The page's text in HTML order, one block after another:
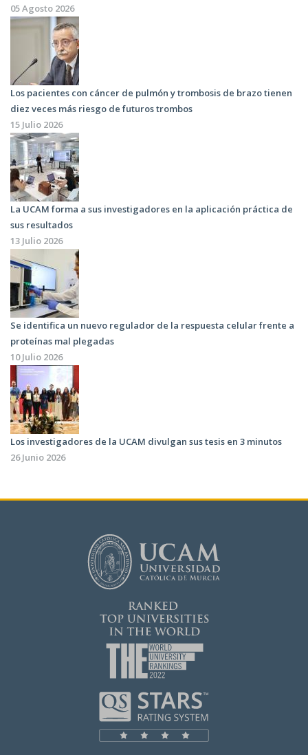
05 Agosto 2026
Los pacientes con cáncer de pulmón y trombosis de brazo tienen
diez veces más riesgo de futuros trombos
15 Julio 2026
La UCAM forma a sus investigadores en la aplicación práctica de
sus resultados
13 Julio 2026
Se identifica un nuevo regulador de la respuesta celular frente a
proteínas mal plegadas
10 Julio 2026
Los investigadores de la UCAM divulgan sus tesis en 3 minutos
26 Junio 2026